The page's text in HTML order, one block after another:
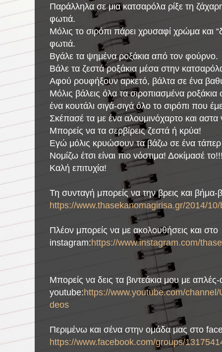
Παράλληλα σε μια κατσαρόλα ρίξε τη
φωτιά.
Μόλις το σιρόπι πάρει χρυσαφί χρώμα και
φωτιά.
Βγάλε τα ψημένα ροξάκια από τον φούρνο.
Βάλε τα ζεστά ροξάκια μέσα στην
Αφού ρουφήξουν αρκετό, βάλτα σε ένα
Μόλις βάλεις όλα τα σιροπιασμένα
ένα κουτάλι σιγά-σιγά όλο το σιρόπι που
Σκέπασέ τα με ένα αλουμινόχαρτο και
Μπορείς να τα σερβίρεις ζεστά ή κρύα!
Εγώ μόλις κρυώσουν τα βάζω σε ένα
Νομίζω έτσι είναι πιο νόστιμα! Δοκίμασέ
Καλή επιτυχία!
Τη συνταγή μπορείς να την βρεις και
https://www.thasekanomagirisa.gr/2014/
Πλέον μπορείς να με ακολουθήσεις και στο
instagram:https://www.instagram.com/
Μπορείς να δεις τα βιντεάκια μου με
youtube:https://www.youtube.com/
deos
Περιμένω και σένα στην ομάδα μας στο
https://www.facebook.com/groups/